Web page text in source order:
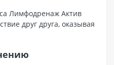
Лимфодренаж Актив
друг друга, оказывая